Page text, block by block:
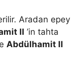
Aradan epey
II ’in tahta
Abdülhamit II